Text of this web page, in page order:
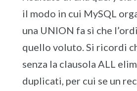
il modo in cui MySQL
una UNION fa sì che
quello voluto. Si ricordi
senza la clausola ALL
duplicati, per cui se un